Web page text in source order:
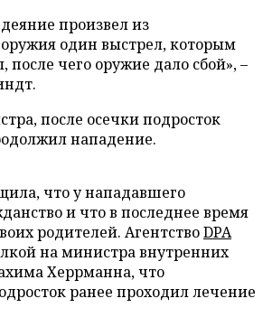
произвел из
оружия один выстрел, которым
после чего оружие дало сбой», –
после осечки подросток
нападение.
что у нападавшего
и что в последнее время
родителей. АгентствоDPA
на министра внутренних
Херрманна, что
ранее проходил лечение